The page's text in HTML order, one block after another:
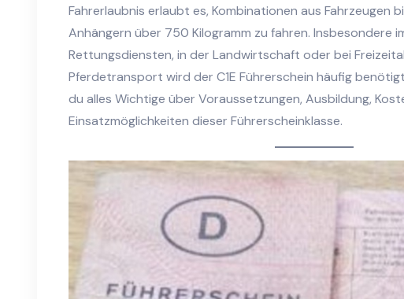
Fahrerlaubnis erlaubt es, Kombinationen aus Fahrzeugen
Anhängern über 750 Kilogramm zu fahren. Insbesondere
Rettungsdiensten, in der Landwirtschaft oder bei
Pferdetransport wird der C1E Führerschein häufig
du alles Wichtige über Voraussetzungen, Ausbildung,
Einsatzmöglichkeiten dieser Führerscheinklasse.